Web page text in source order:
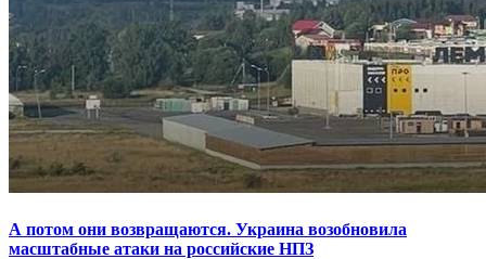
А потом они возвращаются. Украина возобновила
масштабные атаки на российские НПЗ